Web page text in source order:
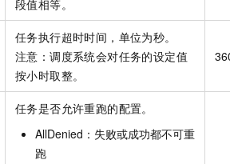
段值相等。
任务执行超时时间，单位为秒。
注意：调度系统会对任务的设定值
按小时取整。
任务是否允许重跑的配置。
AllDenied：失败或成功都不可重
跑